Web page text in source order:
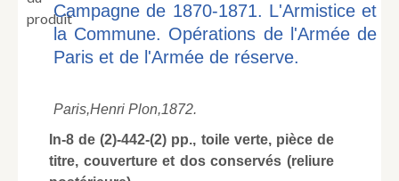
Campagne de 1870-1871. L'Armistice et
la Commune. Opérations de l'Armée de
Paris et de l'Armée de réserve.
Paris,Henri Plon,1872.
In-8 de (2)-442-(2) pp., toile verte, pièce de
titre, couverture et dos conservés (reliure